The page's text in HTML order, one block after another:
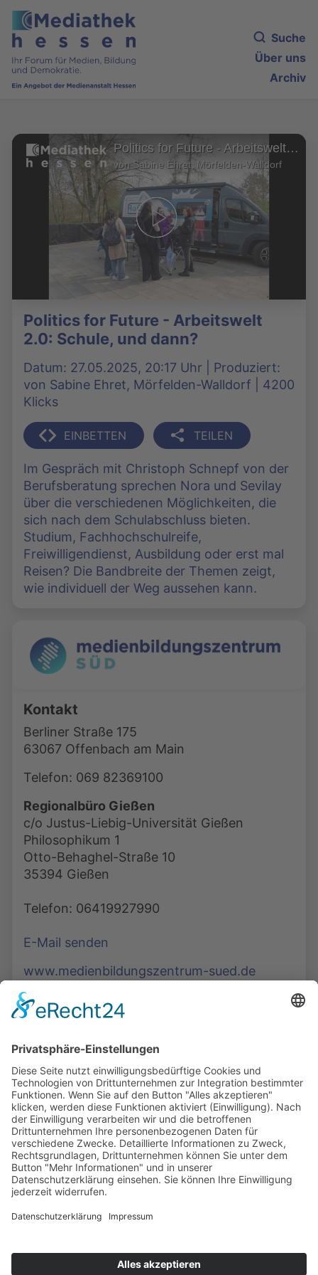
Suche
Über uns
Archiv
Politics for Future - Arbeitswelt 2.0: Schule, und dann?
von Sabine Ehret, Mörfelden-Walldorf
Politics for Future - Arbeitswelt
2.0: Schule, und dann?
Datum: 27.05.2025, 20:17 Uhr | Produziert:
von Sabine Ehret, Mörfelden-Walldorf | 4200
Klicks
EINBETTEN TEILEN
Im Gespräch mit Christoph Schnepf von der
Berufsberatung sprechen Nora und Sevilay
über die verschiedenen Möglichkeiten, die
sich nach dem Schulabschluss bieten.
Studium, Fachhochschulreife,
Freiwilligendienst, Ausbildung oder erst mal
Reisen? Die Bandbreite der Themen zeigt,
wie individuell der Weg aussehen kann.
Kontakt
Berliner Straße 175
63067 Offenbach am Main
Telefon: 069 82369100
Regionalbüro Gießen
c/o Justus-Liebig-Universität Gießen
Philosophikum 1
Otto-Behaghel-Straße 10
35394 Gießen
Telefon: 06419927990
E-Mail senden
www.medienbildungszentrum-sued.de
Podcasts, Themen und Informationen.
Entdecken Sie unser Forum für Medien, Bildung
und Demokratie - jederzeit und überall
verfügbar.
Mehr erfahren
COOKIE-EINSTELLUNGEN